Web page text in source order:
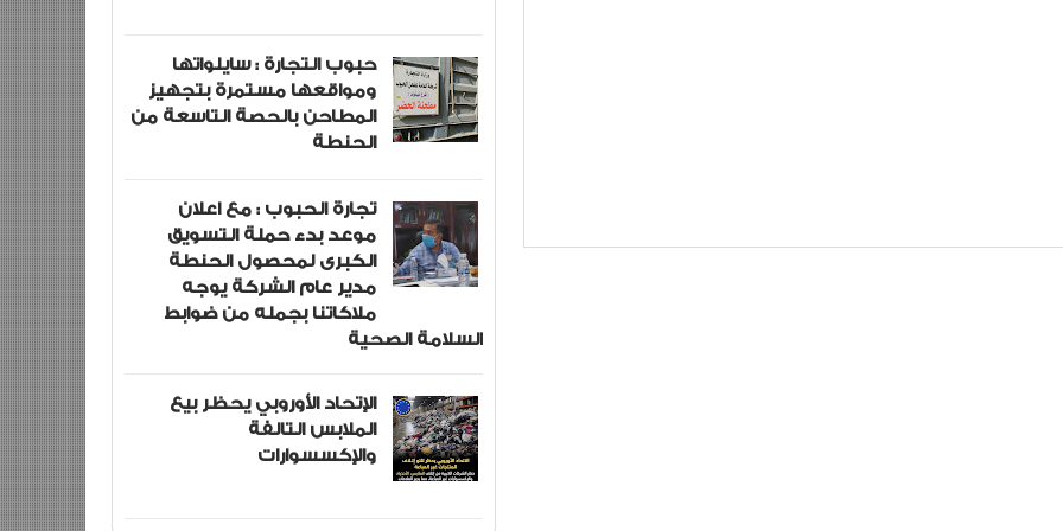
حبوب التجارة : سايلواتها
ومواقعها مستمرة بتجهيز
المطاحن بالحصة التاسعة من
الحنطة
تجارة الحبوب : مع اعلان
موعد بدء حملة التسويق
الكبرى لمحصول الحنطة
مدير عام الشركة يوجه
ملاكاتنا بجمله من ضوابط
السلامة الصحية
الإتحاد الأوروبي يحظر بيع
الملابس التالفة
والإكسسوارات